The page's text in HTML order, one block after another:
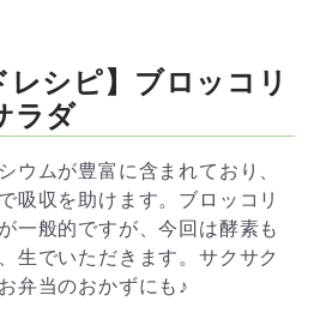
レシピ】ブロッコリ
ラダ
ウムが豊富に含まれており、
吸収を助けます。ブロッコリ
一般的ですが、今回は酵素も
生でいただきます。サクサク
弁当のおかずにも♪